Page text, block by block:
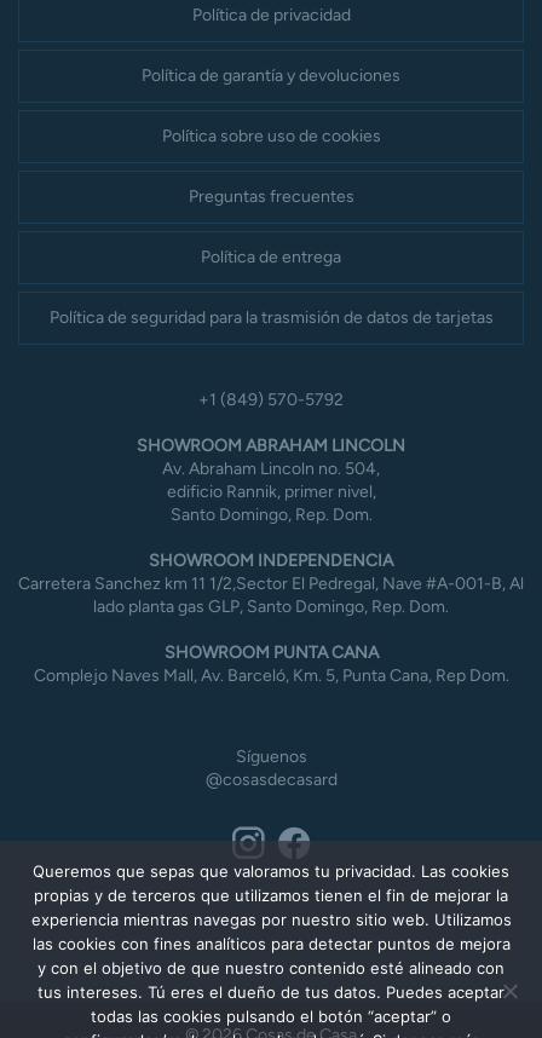
Política de privacidad
Política de garantía y devoluciones
Política sobre uso de cookies
Preguntas frecuentes
Política de entrega
Política de seguridad para la trasmisión de datos de tarjetas
+1 (849) 570-5792
SHOWROOM ABRAHAM LINCOLN
Av. Abraham Lincoln no. 504,
edificio Rannik, primer nivel,
Santo Domingo, Rep. Dom.
SHOWROOM INDEPENDENCIA
Carretera Sanchez km 11 1/2,Sector El Pedregal, Nave #A-001-B, Al
lado planta gas GLP, Santo Domingo, Rep. Dom.
SHOWROOM PUNTA CANA
Complejo Naves Mall, Av. Barceló, Km. 5, Punta Cana, Rep Dom.
Síguenos
@cosasdecasard
Queremos que sepas que valoramos tu privacidad. Las cookies
propias y de terceros que utilizamos tienen el fin de mejorar la
experiencia mientras navegas por nuestro sitio web. Utilizamos
las cookies con fines analíticos para detectar puntos de mejora
y con el objetivo de que nuestro contenido esté alineado con
tus intereses. Tú eres el dueño de tus datos. Puedes aceptar
todas las cookies pulsando el botón “aceptar” o